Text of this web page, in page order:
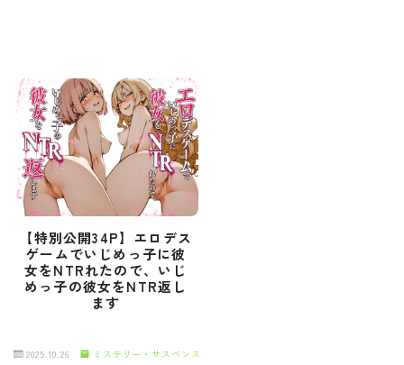
【特別公開34P】エロデス
ゲームでいじめっ子に彼
女をNTRれたので、いじ
めっ子の彼女をNTR返し
ます
2025.10.26 ミステリー・サスペンス